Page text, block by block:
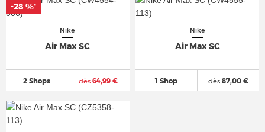
Nike
Air Max SC
2 Shops dès 64,99 €
-28 %*
Nike
Air Max SC
1 Shop dès87,00 €